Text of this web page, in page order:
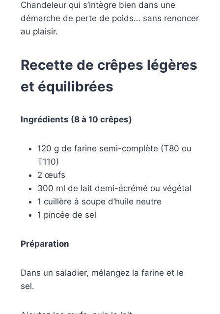
Chandeleur qui s’intègre bien dans une
démarche de perte de poids… sans renoncer
au plaisir.
Recette de crêpes légères
et équilibrées
Ingrédients (8 à 10 crêpes)
120 g de farine semi-complète (T80 ou
T110)
2 œufs
300 ml de lait demi-écrémé ou végétal
1 cuillère à soupe d’huile neutre
1 pincée de sel
Préparation
Dans un saladier, mélangez la farine et le
sel.